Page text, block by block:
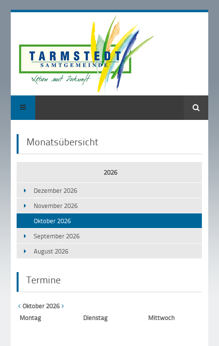
Suche
Monatsübersicht
2026
Dezember 2026
November 2026
Oktober 2026
September 2026
August 2026
Termine
Oktober 2026
Montag Dienstag Mittwoch